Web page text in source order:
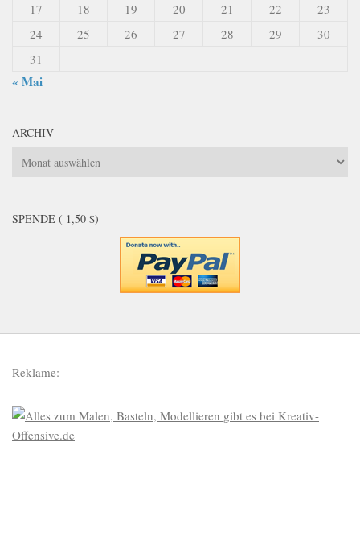
17
18 19 20 21 22
23
24
25 26 27 28 29
30
31
« Mai
ARCHIV
Archiv
SPENDE ( 1,50 $)
Reklame: